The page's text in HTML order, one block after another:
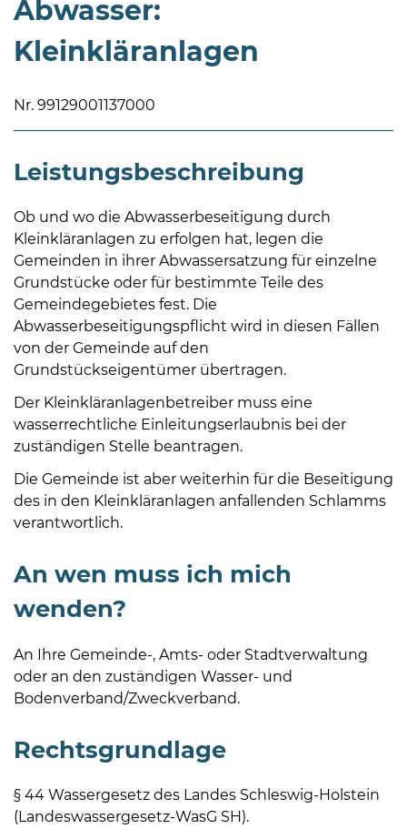
Do
08
Uhr
und
14
Uhr
sowie
außerhalb
der
Öffnungszeiten
Vereinbarung.
Abwasser:
Kleinkläranlagen
Nr. 99129001137000
Leistungsbeschreibung
Ob und wo die Abwasserbeseitigung durch
Kleinkläranlagen zu erfolgen hat, legen die
Gemeinden in ihrer Abwassersatzung für einzelne
Grundstücke oder für bestimmte Teile des
Gemeindegebietes fest. Die
Abwasserbeseitigungspflicht wird in diesen Fällen
von der Gemeinde auf den
Grundstückseigentümer übertragen.
Der Kleinkläranlagenbetreiber muss eine
wasserrechtliche Einleitungserlaubnis bei der
zuständigen Stelle beantragen.
Die Gemeinde ist aber weiterhin für die Beseitigung
des in den Kleinkläranlagen anfallenden Schlamms
verantwortlich.
An wen muss ich mich
wenden?
An Ihre Gemeinde-, Amts- oder Stadtverwaltung
oder an den zuständigen Wasser- und
Bodenverband/Zweckverband.
Rechtsgrundlage
§ 44 Wassergesetz des Landes Schleswig-Holstein
(Landeswassergesetz-WasG SH).